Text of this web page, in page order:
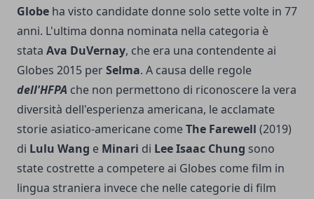
Globe ha visto candidate donne solo sette volte in 77
anni. L'ultima donna nominata nella categoria è
stata Ava DuVernay, che era una contendente ai
Globes 2015 perSelma. A causa delle regole
dell'HFPA che non permettono di riconoscere la vera
diversità dell'esperienza americana, le acclamate
storie asiatico-americane comeThe Farewell (2019)
di Lulu Wang e Minari di Lee Isaac Chung sono
state costrette a competere ai Globes come film in
lingua straniera invece che nelle categorie di film